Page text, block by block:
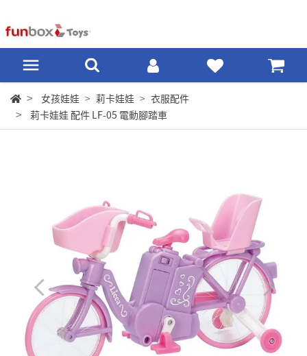
女孩娃娃 莉卡娃娃
衣服配件
莉卡娃娃 配件 LF-05 電動腳踏車